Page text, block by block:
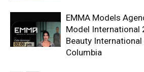
EMMA Models
Model International
Beauty
Columbia